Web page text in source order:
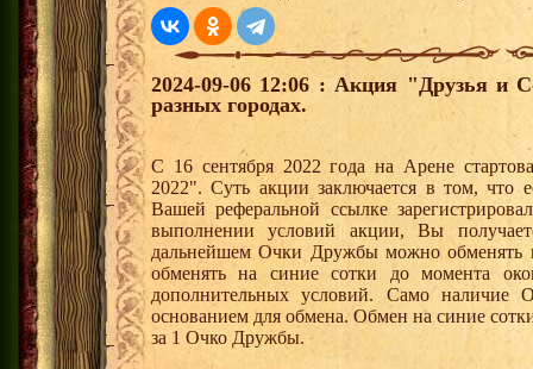
2024-09-06 12:06 : Акция "Друзья и
разных городах.
С 16 сентября 2022 года на Арене
2022". Суть акции заключается в том, что
Вашей реферальной ссылке
выполнении условий акции, Вы
дальнейшем Очки Дружбы можно
обменять на синие сотки до момента
дополнительных условий. Само наличие
основанием для обмена. Обмен на синие
за 1 Очко Дружбы.